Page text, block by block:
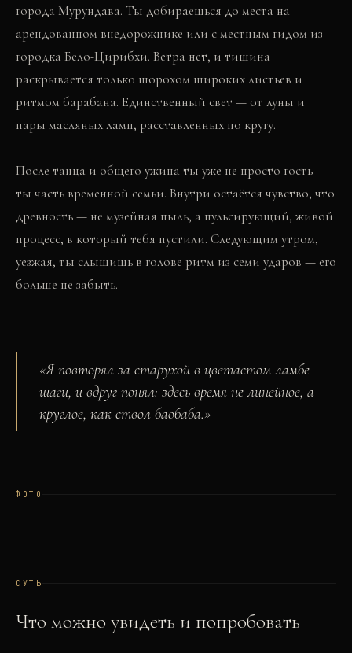
города Мурундава. Ты добираешься до места на
арендованном внедорожнике или с местным гидом из
городка Бело-Цирибхи. Ветра нет, и тишина
раскрывается только шорохом широких листьев и
ритмом барабана. Единственный свет — от луны и
пары масляных ламп, расставленных по кругу.
После танца и общего ужина ты уже не просто гость —
ты часть временной семьи. Внутри остаётся чувство, что
древность — не музейная пыль, а пульсирующий, живой
процесс, в который тебя пустили. Следующим утром,
уезжая, ты слышишь в голове ритм из семи ударов — его
больше не забыть.
«Я повторял за старухой в цветастом ламбе
шаги, и вдруг понял: здесь время не линейное, а
круглое, как ствол баобаба.»
ФОТО
СУТЬ
Что можно увидеть и попробовать